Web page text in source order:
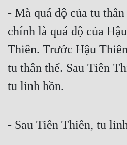
Huyền Huyễn
Huyền Nghi
Huyền Ảo
Hài Hước
Hệ Thống
Khoa Huyễn
- Mà quá độ của tu
chính là quá độ của
Thiên. Trước Hậu
tu thân thể. Sau Tiên
tu linh hồn.
- Sau Tiên Thiên, tu